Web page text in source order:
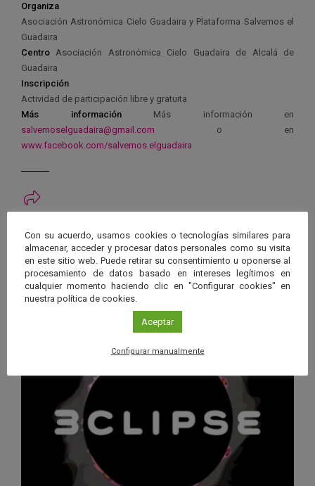
Organiza
Asociación Astronómica Cielo Guadaira y Plataforma Salvemos el
Guadaira
Centro Asociación Astronómica Cielo Guadaira de Alcalá de
Guadaira
Inscripción
Actividad de participación libre y gratuita
Más informaciónMás información en
salvemoselguadaira@gmail.com o en
www.facebook.com/salvemos.elguadaira
Próximos eventos
26 JUN 2026 - 26 ENE 2028
Eclipse,Planetario Gérgal,
Con su acuerdo, usamos cookies o tecnologías similares para
almacenar, acceder y procesar datos personales como su visita
en este sitio web. Puede retirar su consentimiento u oponerse al
procesamiento de datos basado en intereses legítimos en
cualquier momento haciendo clic en "Configurar cookies" en
nuestra política de cookies.
Aceptar
Configurar manualmente